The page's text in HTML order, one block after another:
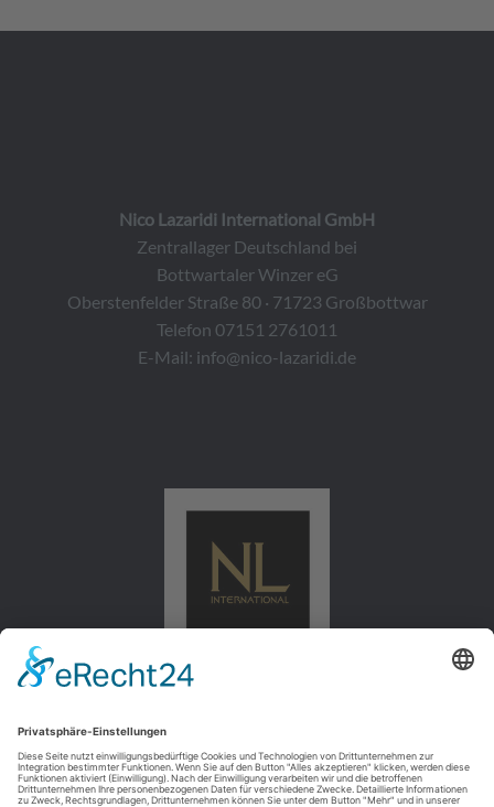
Nico Lazaridi International GmbH
Zentrallager Deutschland bei
Bottwartaler Winzer eG
Oberstenfelder Straße 80 · 71723 Großbottwar
Telefon 07151 2761011
E-Mail: info@nico-lazaridi.de